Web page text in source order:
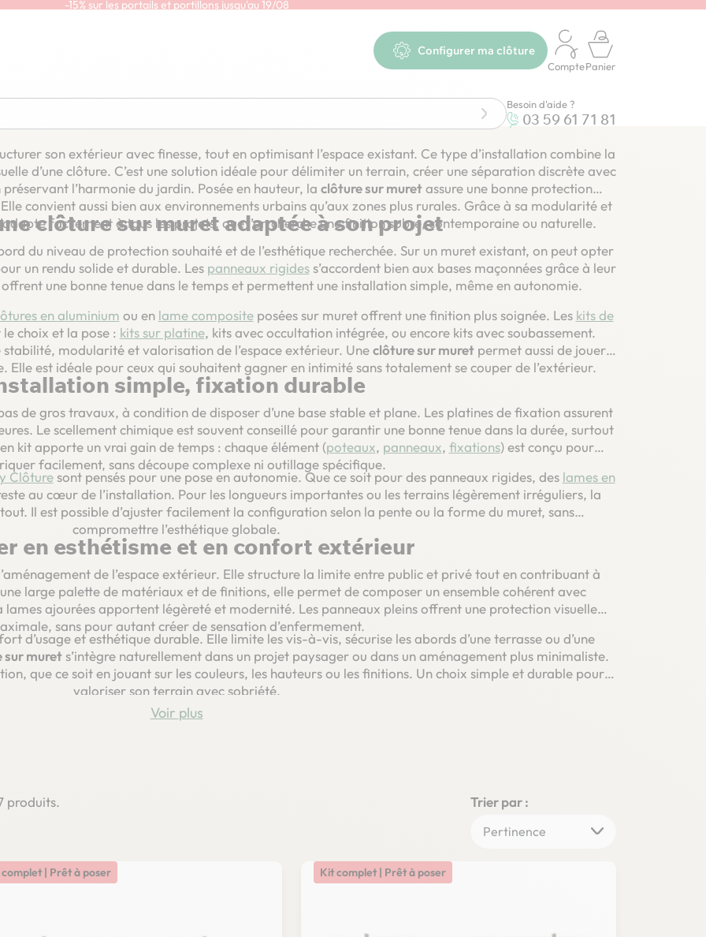
En savoir plus
-15% sur les portails et portillons jusqu'au 19/08
Besoin d'aide ?
03 59 61 71 81
Configurer ma clôture
ComptePanier
Clôture sur muret
son extérieur avec finesse, tout en optimisant l’espace existant. Ce type d’installation combine la
d’une clôture. C’est une solution idéale pour délimiter un terrain, créer une séparation discrète avec
l’harmonie du jardin. Posée en hauteur, la clôture sur muretassure une bonne protection
convient aussi bien aux environnements urbains qu’aux zones plus rurales. Grâce à sa modularité et
facilement à tous les projets, que l’on cherche une finition sobre, contemporaine ou naturelle.
clôture sur muret adaptée à son projet
du niveau de protection souhaité et de l’esthétique recherchée. Sur un muret existant, on peut opter
un rendu solide et durable. Les panneaux rigidess’accordent bien aux bases maçonnées grâce à leur
une bonne tenue dans le temps et permettent une installation simple, même en autonomie.
en aluminium ou en lame compositeposées sur muret offrent une finition plus soignée. Les kits de
choix et la pose : kits sur platine, kits avec occultation intégrée, ou encore kits avec soubassement.
modularité et valorisation de l’espace extérieur. Uneclôture sur muret permet aussi de jouer
Elle est idéale pour ceux qui souhaitent gagner en intimité sans totalement se couper de l’extérieur.
simple, fixation durable
de gros travaux, à condition de disposer d’une base stable et plane. Les platines de fixation assurent
Le scellement chimique est souvent conseillé pour garantir une bonne tenue dans la durée, surtout
kit apporte un vrai gain de temps : chaque élément (poteaux, panneaux, fixations) est conçu pour
facilement, sans découpe complexe ni outillage spécifique.
Clôturesont pensés pour une pose en autonomie. Que ce soit pour des panneaux rigides, des lames en
au cœur de l’installation. Pour les longueurs importantes ou les terrains légèrement irréguliers, la
Il est possible d’ajuster facilement la configuration selon la pente ou la forme du muret, sans
compromettre l’esthétique globale.
en esthétisme et en confort extérieur
de l’espace extérieur. Elle structure la limite entre public et privé tout en contribuant à
large palette de matériaux et de finitions, elle permet de composer un ensemble cohérent avec
lames ajourées apportent légèreté et modernité. Les panneaux pleins offrent une protection visuelle
sans pour autant créer de sensation d’enfermement.
d’usage et esthétique durable. Elle limite les vis-à-vis, sécurise les abords d’une terrasse ou d’une
sur murets’intègre naturellement dans un projet paysager ou dans un aménagement plus minimaliste.
que ce soit en jouant sur les couleurs, les hauteurs ou les finitions. Un choix simple et durable pour
valoriser son terrain avec sobriété.
Voir
produits. Trier par :
| Prêt à poser Kit complet | Prêt à poser